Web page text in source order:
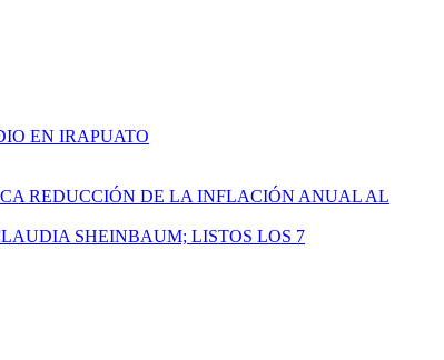
EN IRAPUATO
REDUCCIÓN DE LA INFLACIÓN ANUAL AL
SHEINBAUM; LISTOS LOS 7